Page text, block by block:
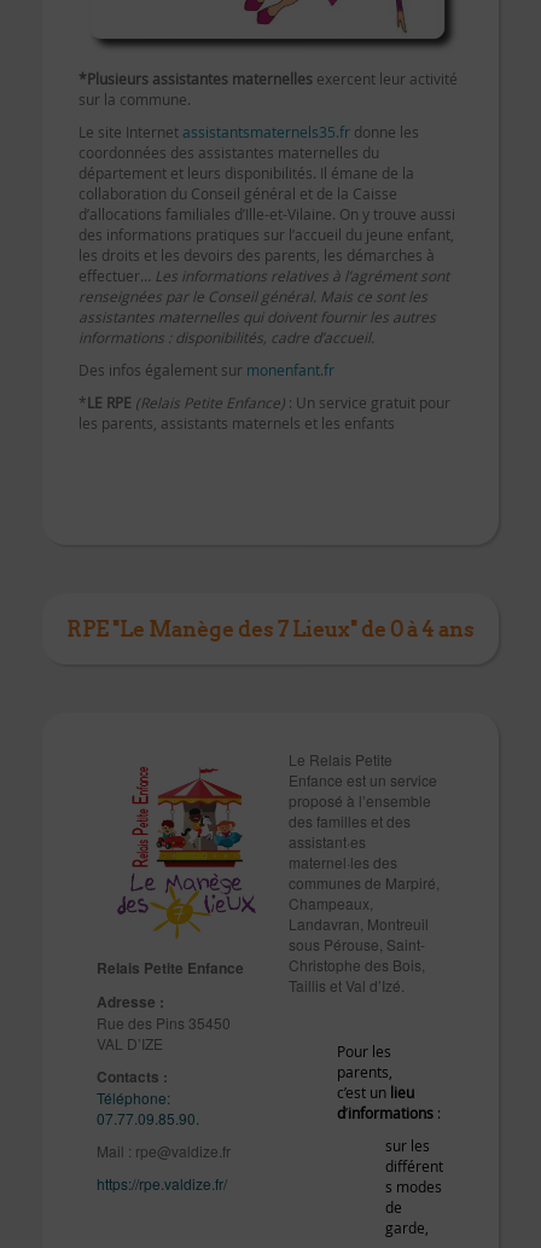
*Plusieurs assistantes maternelles exercent leur activité
sur la commune.
Le site Internetassistantsmaternels35.fr donne les
coordonnées des assistantes maternelles du
département et leurs disponibilités. Il émane de la
collaboration du Conseil général et de la Caisse
d’allocations familiales d’Ille-et-Vilaine. On y trouve aussi
des informations pratiques sur l’accueil du jeune enfant,
les droits et les devoirs des parents, les démarches à
effectuer… Les informations relatives à l’agrément sont
renseignées par le Conseil général. Mais ce sont les
assistantes maternelles qui doivent fournir les autres
informations : disponibilités, cadre d’accueil.
Des infos également sur monenfant.fr
*LE RPE (Relais Petite Enfance) : Un service gratuit pour
les parents, assistants maternels et les enfants
RPE "Le Manège des 7 Lieux" de 0 à 4 ans
Relais Petite Enfance
Adresse :
Rue des Pins 35450
VAL D’IZE
Contacts :
Téléphone:
07.77.09.85.90.
Mail : rpe@valdize.fr
https://rpe.valdize.fr/
Le Relais Petite
Enfance est un service
proposé à l’ensemble
des familles et des
assistant·es
maternel·les des
communes de Marpiré,
Champeaux,
Landavran, Montreuil
sous Pérouse, Saint-
Christophe des Bois,
Taillis et Val d’Izé.
Pour les
parents,
c’est un lieu
d’informations :
sur les
différent
s modes
de
garde,